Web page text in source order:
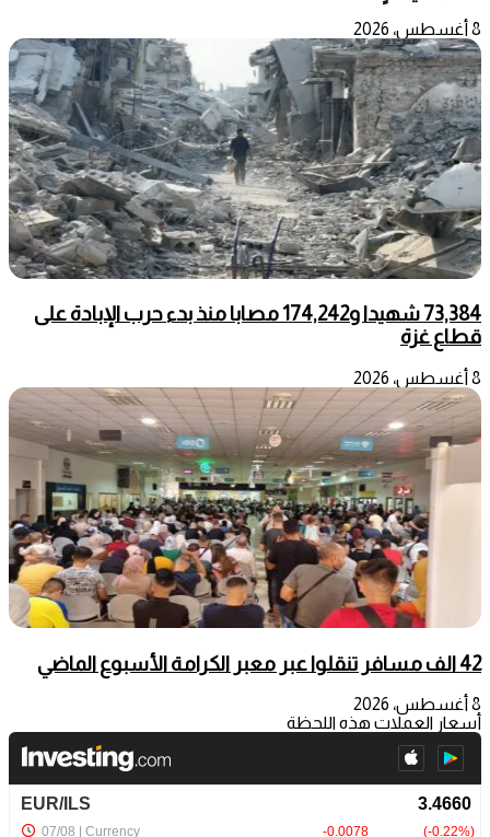
8 أغسطس، 2026
73,384 شهيدا و174,242 مصابا منذ بدء حرب الإبادة على
قطاع غزة
8 أغسطس، 2026
42 الف مسافر تنقلوا عبر معبر الكرامة الأسبوع الماضي
8 أغسطس، 2026
أسعار العملات هذه اللحظة